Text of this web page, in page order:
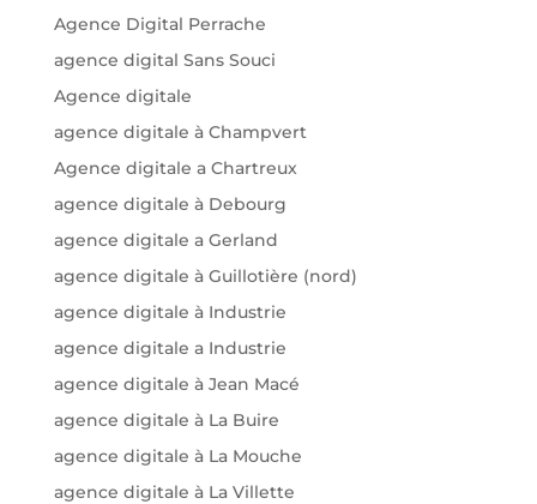
Agence Digital Perrache
agence digital Sans Souci
Agence digitale
agence digitale à Champvert
Agence digitale a Chartreux
agence digitale à Debourg
agence digitale a Gerland
agence digitale à Guillotière (nord)
agence digitale à Industrie
agence digitale a Industrie
agence digitale à Jean Macé
agence digitale à La Buire
agence digitale à La Mouche
agence digitale à La Villette